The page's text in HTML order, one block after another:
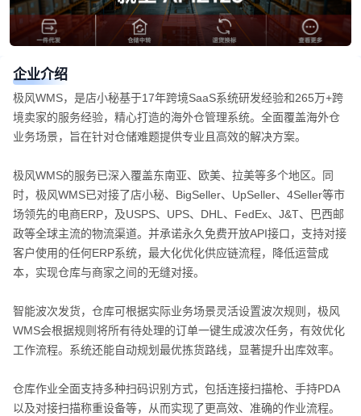
企业介绍
极风WMS，是店小秘基于17年跨境SaaS系统研发经验和265万+跨
境卖家的服务经验，精心打造的海外仓管理系统。全面覆盖海外仓
业务场景，旨在针对仓储难题提供专业且高效的解决方案。
极风WMS的服务已深入覆盖东南亚、欧美、拉美等多个地区。同
时，极风WMS已对接了店小秘、BigSeller、UpSeller、4Seller等市
场领先的电商ERP，及USPS、UPS、DHL、FedEx、J&T、巴西邮
政等全球主流的物流渠道。并承诺永久免费开放API接口，支持对接
客户使用的任何ERP系统，最大化优化供应链流程，降低运营成
本，实现仓库与商家之间的无缝对接。
智能波次发货，仓库可根据实际业务场景灵活设置波次规则，极风
WMS会根据规则将所有待处理的订单一键生成波次任务，有效优化
工作流程。系统还能自动规划最优拣货路线，显著提升出库效率。
仓库作业全面支持多种扫码识别方式，包括连接扫描枪、手持PDA
以及对接扫描称重设备等，从而实现了更高效、准确的作业流程。